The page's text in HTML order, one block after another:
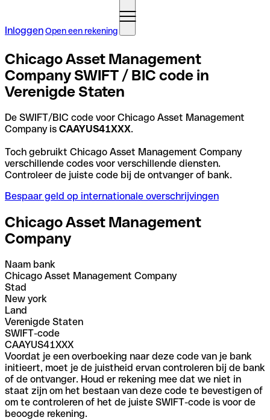
InloggenOpen een rekening
Chicago Asset Management
Company SWIFT / BIC code in
Verenigde Staten
De SWIFT/BIC code voor Chicago Asset Management
Company is CAAYUS41XXX.
Toch gebruikt Chicago Asset Management Company
verschillende codes voor verschillende diensten.
Controleer de juiste code bij de ontvanger of bank.
Bespaar geld op internationale overschrijvingen
Chicago Asset Management
Company
Naam bank
Chicago Asset Management Company
Stad
New york
Land
Verenigde Staten
SWIFT-code
CAAYUS41XXX
Voordat je een overboeking naar deze code van je bank
initieert, moet je de juistheid ervan controleren bij de bank
of de ontvanger. Houd er rekening mee dat we niet in
staat zijn om het bestaan van deze code te bevestigen of
om te controleren of het de juiste SWIFT-code is voor de
beoogde rekening.